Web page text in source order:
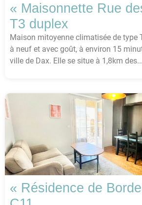
« Maisonnette Rue
T3 duplex
Maison mitoyenne climatisée de type
à neuf et avec goût, à environ 15
ville de Dax. Elle se situe à 1,8km des...
« Résidence de